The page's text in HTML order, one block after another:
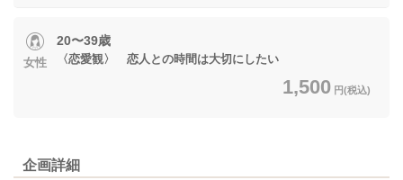
女性
20〜39歳
〈恋愛観〉 恋人との時間は大切にしたい
1,500 円(税込)
企画詳細